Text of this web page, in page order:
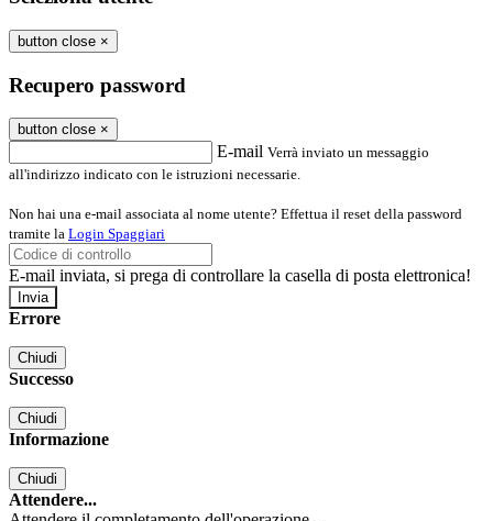
button close ×
Recupero password
button close ×
E-mail Verrà inviato un messaggio
all'indirizzo indicato con le istruzioni necessarie.
Non hai una e-mail associata al nome utente? Effettua il reset della password
tramite la Login Spaggiari
E-mail inviata, si prega di controllare la casella di posta elettronica!
Errore
Chiudi
Successo
Chiudi
Informazione
Chiudi
Attendere...